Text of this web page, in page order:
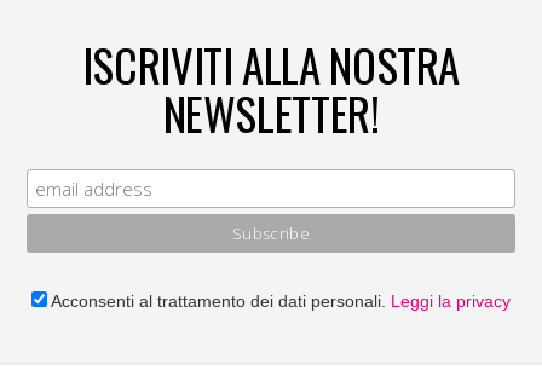
ISCRIVITI ALLA NOSTRA
NEWSLETTER!
Acconsenti al trattamento dei dati personali. Leggi la privacy